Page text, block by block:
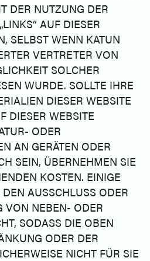
DER NUTZUNG DER
AUF DIESER
SELBST WENN KATUN
VERTRETER VON
SOLCHER
WURDE. SOLLTE IHRE
DIESER WEBSITE
DIESER WEBSITE
ODER
AN GERÄTEN ODER
SEIN, ÜBERNEHMEN SIE
KOSTEN. EINIGE
AUSSCHLUSS ODER
VON NEBEN- ODER
SODASS DIE OBEN
ODER DER
NICHT FÜR SIE